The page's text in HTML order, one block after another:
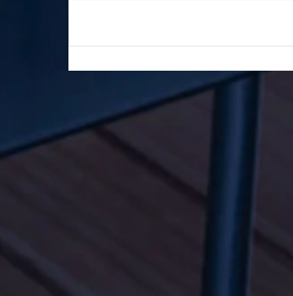
Τώρα. Με σύνθημα
Τώρα" όλα τα
Ελλάδας ενώνουν τις